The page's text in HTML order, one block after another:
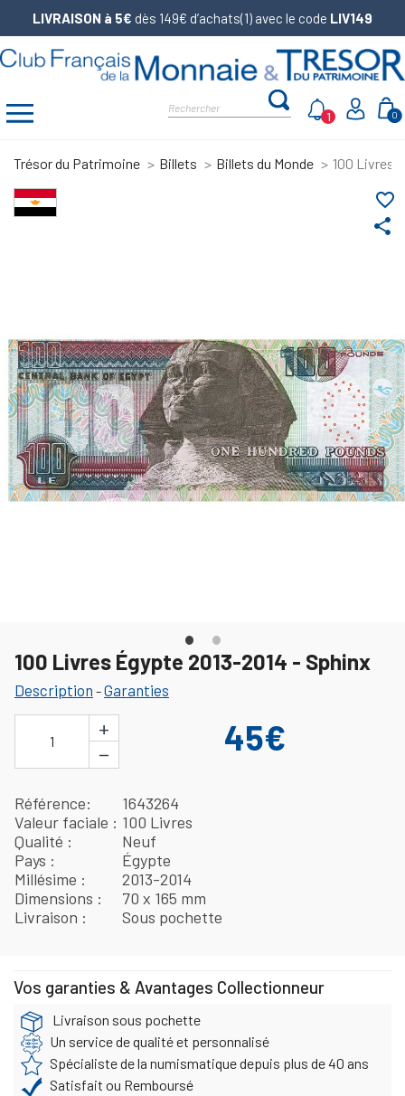
LIVRAISON à 5€ dès 149€ d’achats(1) avec le code LIV149
0
1
Trésor du Patrimoine Billets Billets du Monde 100 Livres
share
favorite_border
100 Livres Égypte 2013-2014 - Sphinx
Description -Garanties
1
+
−
45€
Référence
1643264
Valeur faciale
100 Livres
Qualité
Neuf
Pays
Égypte
Millésime
2013-2014
Dimensions
70 x 165 mm
Livraison
Sous pochette
Vos garanties & Avantages Collectionneur
Livraison sous pochette
Un service de qualité et personnalisé
Spécialiste de la numismatique depuis plus de 40 ans
Satisfait ou Remboursé